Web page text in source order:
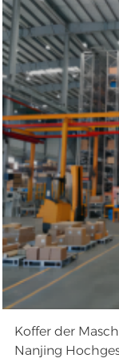
Koffer der
Nanjing